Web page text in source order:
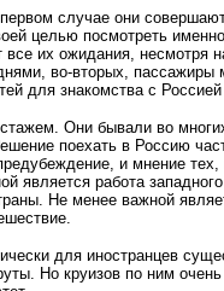
случае они
целью посмотреть
их ожидания,
во-вторых,
для знакомства с
Они бывали во
поехать в Россию
и мнение
является работа
Не менее важной
для иностранцев
Но круизов по ним